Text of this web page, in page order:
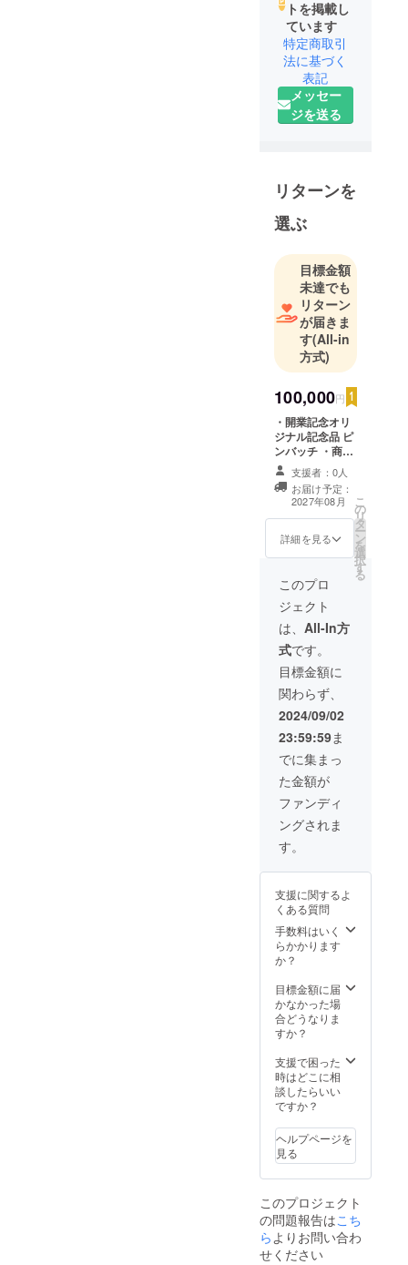
トを掲載し
ています
特定商取引
法に基づく
表記
メッセー
ジを送る
リターンを
選ぶ
目標金額
未達でも
リターン
が届きま
す(All-in
方式)
100,000円
・開業記念オリ
ジナル記念品 ピ
ンバッチ ・商品
サイズ：２cm×
２cm支援者：0人
お届け予定：
2027年08月
詳細を見る
こ
の
リ
タ
ー
ン
を
選
択
す
る
このプロ
ジェクト
は、 All-In方
式です。
目標金額に
関わらず、
2024/09/02
23:59:59ま
でに集まっ
た金額が
ファンディ
ングされま
す。
支援に関するよ
くある質問
手数料はいく
らかかります
か？
目標金額に届
かなかった場
合どうなりま
すか？
支援で困った
時はどこに相
談したらいい
ですか？
ヘルプページを
見る
このプロジェクト
の問題報告はこち
らよりお問い合わ
せください